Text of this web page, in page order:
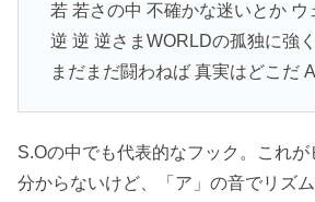
若 若さの中 不確かな迷いとか ウ
逆 逆 逆さまWORLDの孤独に強
まだまだ闘わねば 真実はどこだ
S.Oの中でも代表的なフック。これが
分からないけど、「ア」の音でリズ